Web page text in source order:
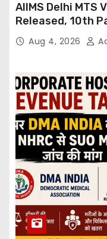
AIIMS Delhi MTS
Released, 10th
Through Email
Aug 4, 2026